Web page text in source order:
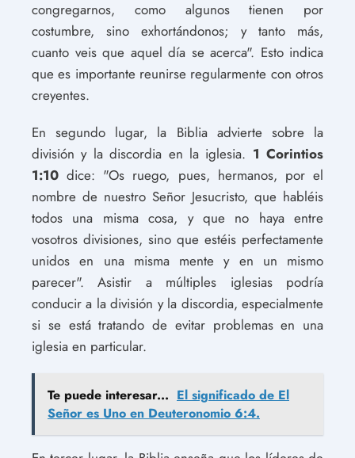
congregarnos, como algunos tienen por
costumbre, sino exhortándonos; y tanto más,
cuanto veis que aquel día se acerca". Esto indica
que es importante reunirse regularmente con otros
creyentes.
En segundo lugar, la Biblia advierte sobre la
división y la discordia en la iglesia. 1 Corintios
1:10 dice: "Os ruego, pues, hermanos, por el
nombre de nuestro Señor Jesucristo, que habléis
todos una misma cosa, y que no haya entre
vosotros divisiones, sino que estéis perfectamente
unidos en una misma mente y en un mismo
parecer". Asistir a múltiples iglesias podría
conducir a la división y la discordia, especialmente
si se está tratando de evitar problemas en una
iglesia en particular.
Te puede interesar... El significado de El
Señor es Uno en Deuteronomio 6:4.